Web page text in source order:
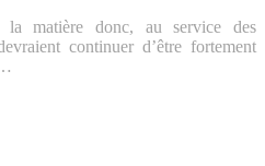
la matière donc, au service des
continuer d’être fortement